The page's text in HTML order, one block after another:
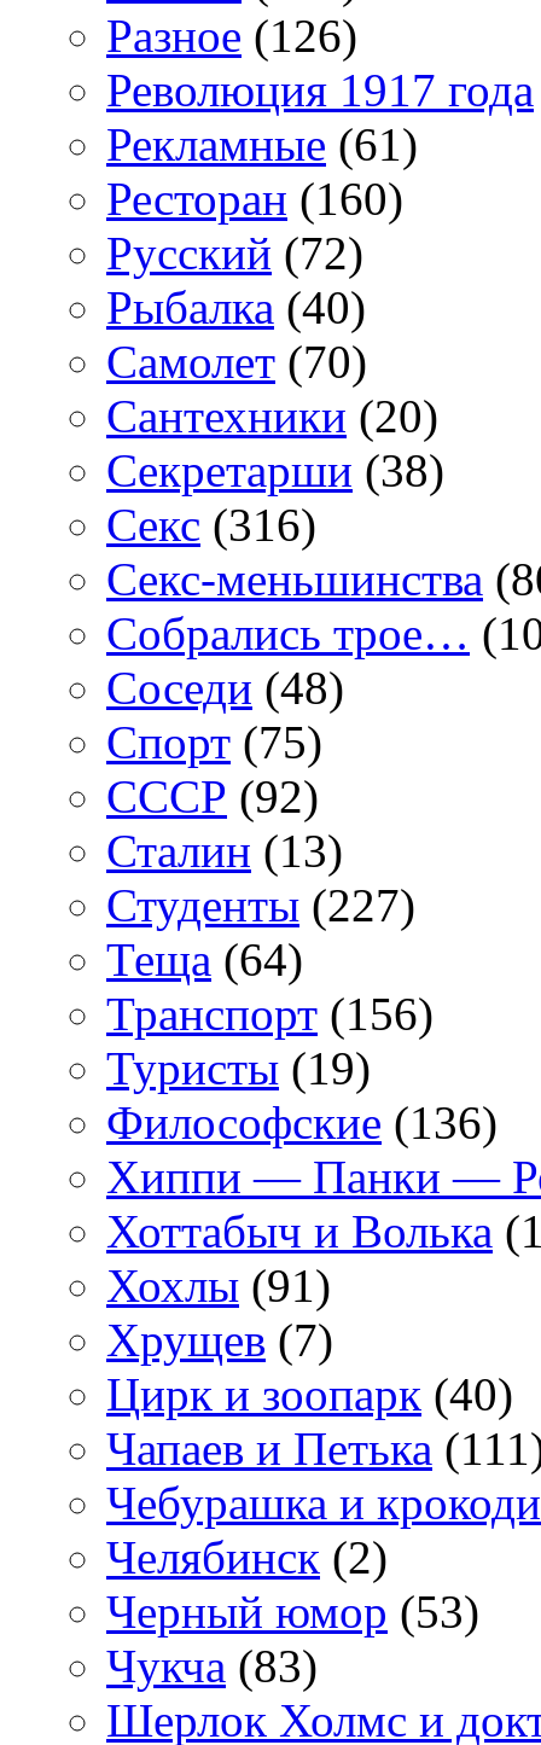
Разное (126)
Революция 1917 года
Рекламные (61)
Ресторан (160)
Русский (72)
Рыбалка (40)
Самолет (70)
Сантехники (20)
Секретарши (38)
Секс (316)
Секс-меньшинства
Собрались трое…
Соседи (48)
Спорт (75)
СССР (92)
Сталин (13)
Студенты (227)
Теща (64)
Транспорт (156)
Туристы (19)
Философские (136)
Хиппи — Панки —
Хоттабыч и Волька
Хохлы (91)
Хрущев (7)
Цирк и зоопарк (40)
Чапаев и Петька
Чебурашка и
Челябинск (2)
Черный юмор (53)
Чукча (83)
Шерлок Холмс и